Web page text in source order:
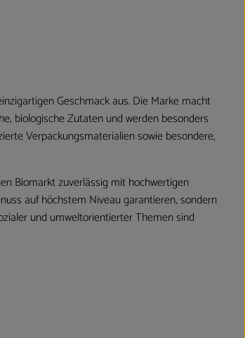
Geschmack aus. Die Marke macht
biologische Zutaten und werden besonders
Verpackungsmaterialien sowie besondere,
Biomarkt zuverlässig mit hochwertigen
auf höchstem Niveau garantieren, sondern
und umweltorientierter Themen sind